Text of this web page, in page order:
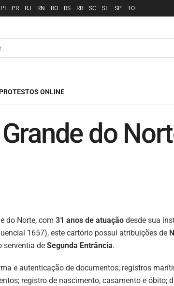
PI PR RJ RN RO RS RR SC SE SP TO
ONLINE
do
do Norte, com 31 anos de atuação desde sua
1657), este cartório possui atribuições de
serventia de Segunda Entrância.
e autenticação de documentos; registros
registro de nascimento, casamento e óbito;